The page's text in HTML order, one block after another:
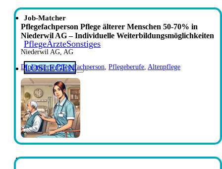
Pflegefachperson Geriatrische Pflege – Hinwil
50-100% – Beteiligung an Weiterbildungen
Fachperson Gesundheit (FaGe) Seniorenpflege
Job-Matcher
PflegeÄrzteSonstiges
LOSLEGEN
Pflegefachperson Pflege älterer Menschen 50-70% in
Niederwil AG – Individuelle Weiterbildungsmöglichkeiten
Niederwil AG, AG
Diplomierte Pflegefachperson, Pflegeberufe, Altenpflege